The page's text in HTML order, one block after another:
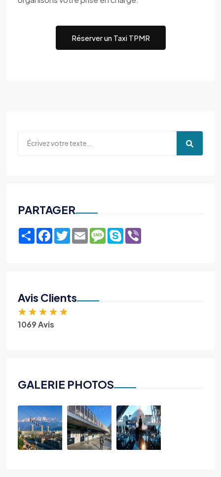
Réserver un Taxi TPMR
PARTAGER
ShareFacebook
TwitterEmailMessage
Skype
Avis Clients
★ ★ ★ ★ ★
1069 Avis
GALERIE PHOTOS